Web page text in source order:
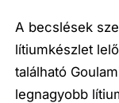
A becslések
lítiumkészlet
található
legnagyobb